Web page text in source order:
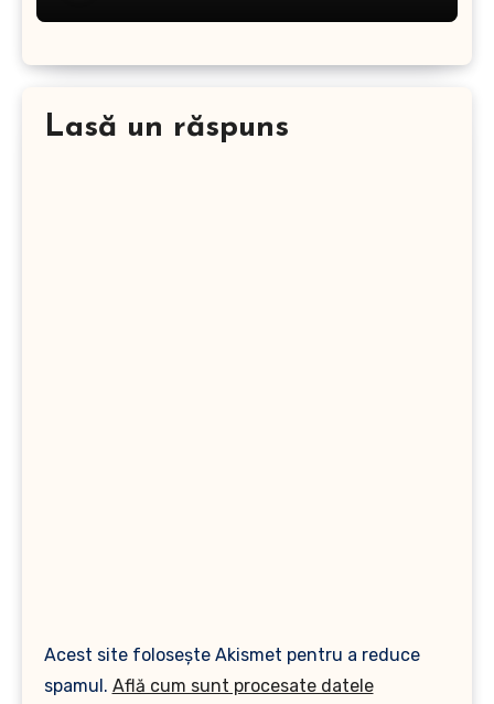
Lasă un răspuns
Acest site folosește Akismet pentru a reduce
spamul. Află cum sunt procesate datele